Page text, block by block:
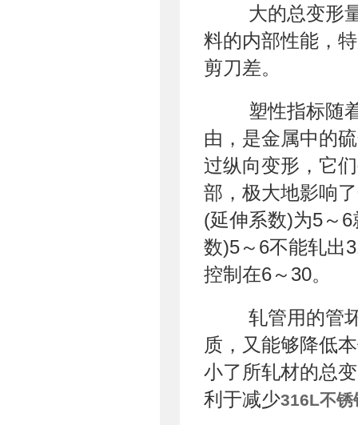
大的总变形
料的内部性能，
剪刀差。
塑性指标随
由，是金属中的
过纵向变形，它
部，极大地影响
(延伸系数)为5～
数)5～6不能轧出
控制在6～30。
轧管用的管
质，又能够降低
小了所轧材的总
利于减少316L不锈